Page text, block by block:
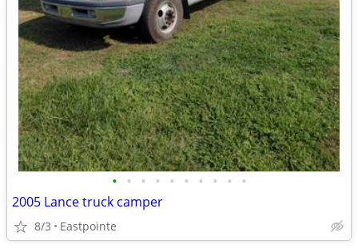
• • • • • • • • • •
2005 Lance truck camper
8/3 Eastpointe